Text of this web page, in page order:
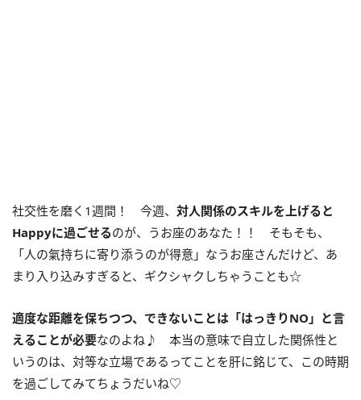
社交性を磨く1週間！ 今週、 対人関係のスキルを上げると
Happyに過ごせるのが、うお座のあなた！！ そもそも、
「人の氣持ちに寄り添うのが得意」なうお座さんだけど、あ
まり入り込みすぎると、ギクシャクしちゃうことも☆
適度な距離を保ちつつ、できないことは「はっきりNO 」と言
えることが必要なのよね♪ 本当の意味で自立した関係性と
いうのは、対等な立場であるってことを肝に銘じて、この時期
を過ごしてみてちょうだいね♡